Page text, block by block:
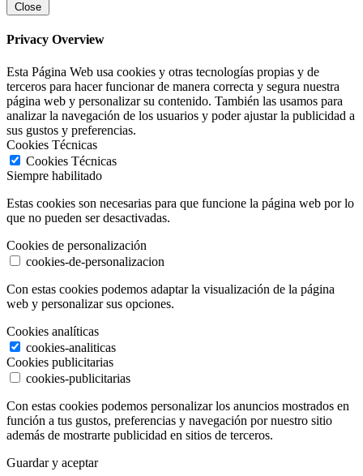
Close
Privacy Overview
Esta Página Web usa cookies y otras tecnologías propias y de
terceros para hacer funcionar de manera correcta y segura nuestra
página web y personalizar su contenido. También las usamos para
analizar la navegación de los usuarios y poder ajustar la publicidad a
sus gustos y preferencias.
Cookies Técnicas
Cookies Técnicas
Siempre habilitado
Estas cookies son necesarias para que funcione la página web por lo
que no pueden ser desactivadas.
Cookies de personalización
cookies-de-personalizacion
Con estas cookies podemos adaptar la visualización de la página
web y personalizar sus opciones.
Cookies analíticas
cookies-analiticas
Cookies publicitarias
cookies-publicitarias
Con estas cookies podemos personalizar los anuncios mostrados en
función a tus gustos, preferencias y navegación por nuestro sitio
además de mostrarte publicidad en sitios de terceros.
Guardar y aceptar